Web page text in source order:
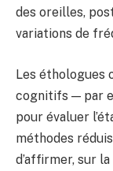
des oreilles,
variations de
Les éthologues
cognitifs — par
pour évaluer
méthodes
d’affirmer, sur